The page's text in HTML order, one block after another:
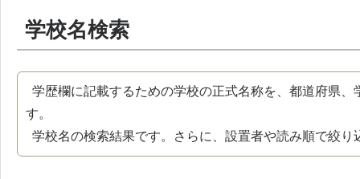
学校名検索
学歴欄に記載するための学校の正式名称を、都道府県
す。
学校名の検索結果です。さらに、設置者や読み順で絞り